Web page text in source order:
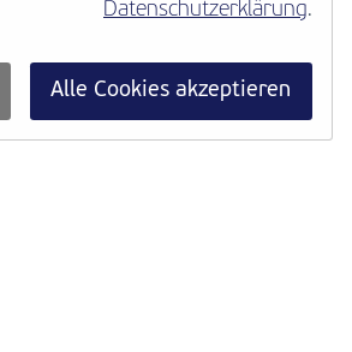
Datenschutzerklärung.
Alle Cookies akzeptieren